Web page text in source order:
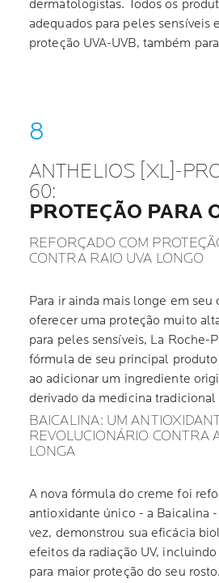
dermatologistas. Todos os
adequados para peles sensíveis
proteção UVA-UVB, também
ANTHELIOS [XL]-
60:
PROTEÇÃO PARA
REFORÇADO COM
CONTRA RAIO UVA LONGO
Para ir ainda mais longe em seu
oferecer uma proteção muito
para peles sensíveis, La Roche-
fórmula de seu principal
ao adicionar um ingrediente
derivado da medicina tradicional
BAICALINA: UM
REVOLUCIONÁRIO CONTRA
LONGA
A nova fórmula do creme foi
antioxidante único - a Baicalina
vez, demonstrou sua eficácia
efeitos da radiação UV,
para maior proteção do seu